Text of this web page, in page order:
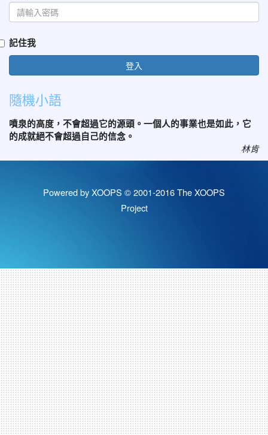
記住我
登入
隨機小語
噴泉的高度，不會超過它的源頭。一個人的事業也是如此，它
的成就絕不會超過自己的信念。
林肯
Powered by XOOPS © 2001-2016The XOOPS
Project